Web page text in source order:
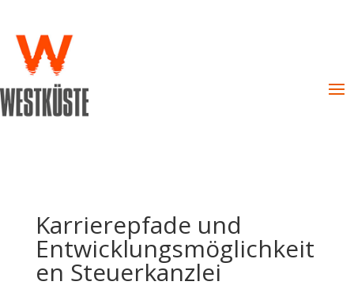
Karrierepfade und
Entwicklungsmöglichkeit
en Steuerkanzlei